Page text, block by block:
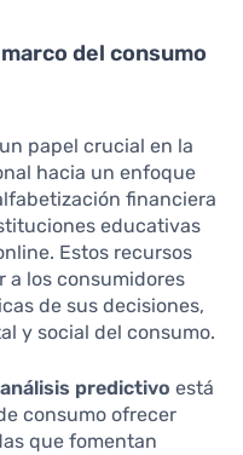
del consumo
papel crucial en la
hacia un enfoque
financiera
educativas
Estos recursos
a los consumidores
de sus decisiones,
y social del consumo.
predictivo está
consumo ofrecer
que fomentan